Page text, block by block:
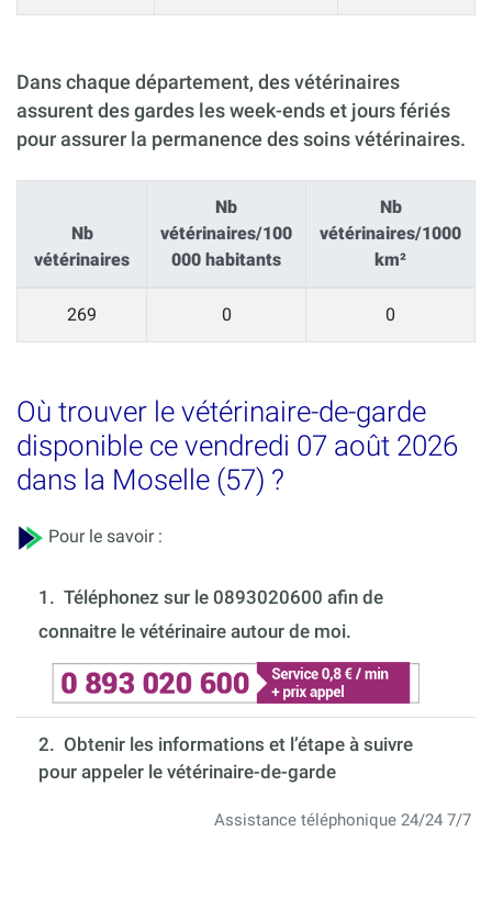
Dans chaque département, des vétérinaires
assurent des gardes les week-ends et jours fériés
pour assurer la permanence des soins vétérinaires.
Nb
vétérinaires
Nb
vétérinaires/100
000 habitants
Nb
vétérinaires/1000
km²
269 0 0
Où trouver le vétérinaire-de-garde
disponible ce vendredi 07 août 2026
dans la Moselle (57) ?
Pour le savoir :
1. Téléphonez sur le 0893020600 afin de
connaitre le vétérinaire autour de moi.
2. Obtenir les informations et l’étape à suivre
pour appeler le vétérinaire-de-garde
Assistance téléphonique 24/24 7/7